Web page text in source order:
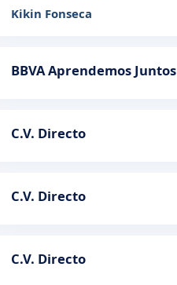
Kikin Fonseca
BBVA Aprendemos Juntos
C.V. Directo
C.V. Directo
C.V. Directo